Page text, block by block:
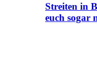
Streiten in
euch sogar